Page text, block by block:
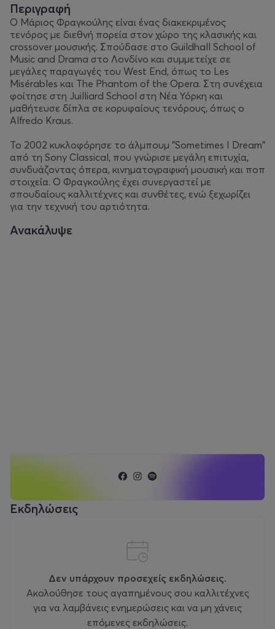
Περιγραφή
Ο Μάριος Φραγκούλης είναι ένας διακεκριμένος
τενόρος με διεθνή πορεία στον χώρο της κλασικής και
crossover μουσικής. Σπούδασε στο Guildhall School of
Music and Drama στο Λονδίνο και συμμετείχε σε
μεγάλες παραγωγές του West End, όπως το Les
Misérables και The Phantom of the Opera. Στη συνέχεια
φοίτησε στη Juilliard School στη Νέα Υόρκη και
μαθήτευσε δίπλα σε κορυφαίους τενόρους, όπως ο
Alfredo Kraus.
Το 2002 κυκλοφόρησε το άλμπουμ "Sometimes I Dream"
από τη Sony Classical, που γνώρισε μεγάλη επιτυχία,
συνδυάζοντας όπερα, κινηματογραφική μουσική και ποπ
στοιχεία. Ο Φραγκούλης έχει συνεργαστεί με
σπουδαίους καλλιτέχνες και συνθέτες, ενώ ξεχωρίζει
για την τεχνική του αρτιότητα.
Ανακάλυψε
Εκδηλώσεις
Δεν υπάρχουν προσεχείς εκδηλώσεις.
Ακολούθησε τους αγαπημένους σου καλλιτέχνες
για να λαμβάνεις ενημερώσεις και να μη χάνεις
επόμενες εκδηλώσεις.